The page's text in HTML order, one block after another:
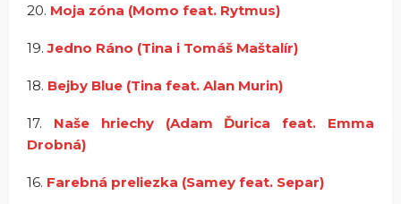
20. Moja zóna (Momo feat. Rytmus)
19.Jedno Ráno (Tina i Tomáš Maštalír)
18. Bejby Blue (Tina feat. Alan Murin)
17. Naše hriechy (Adam Ďurica feat. Emma
Drobná)
16. Farebná preliezka (Samey feat. Separ)